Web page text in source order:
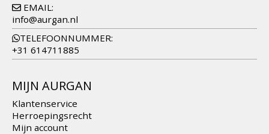
EMAIL:
info@aurgan.nl
TELEFOONNUMMER:
+31 614711885
MIJN AURGAN
Klantenservice
Herroepingsrecht
Mijn account